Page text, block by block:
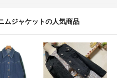
ムジャケットの人気商品